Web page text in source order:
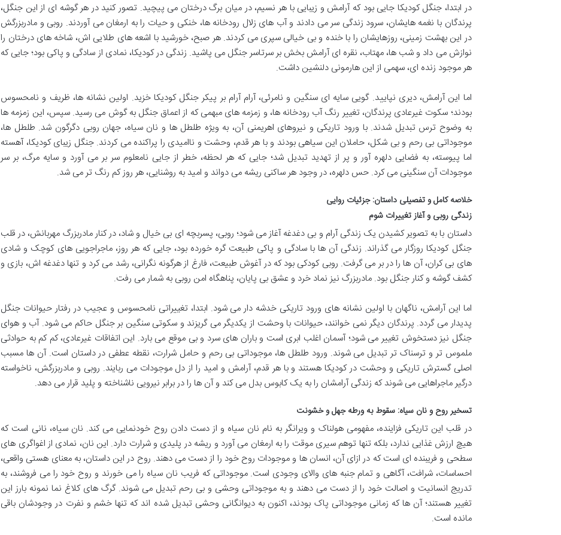
در ابتدا، جنگل کودیکا جایی بود که آرامش و زیبایی با هر نسیم، در میان برگ درختان می پیچید. تصور کنید در هر گوشه ای از این جنگل،
پرندگان با نغمه هایشان، سرود زندگی سر می دادند و آب های زلال رودخانه ها، خنکی و حیات را به ارمغان می آوردند. روبی و مادربزرگش
در این بهشت زمینی، روزهایشان را با خنده و بی خیالی سپری می کردند. هر صبح، خورشید با اشعه های طلایی اش، شاخه های درختان را
نوازش می داد و شب ها، مهتاب، نقره ای آرامش بخش بر سرتاسر جنگل می پاشید. زندگی در کودیکا، نمادی از سادگی و پاکی بود؛ جایی که
هر موجود زنده ای، سهمی از این هارمونی دلنشین داشت.
اما این آرامش، دیری نپایید. گویی سایه ای سنگین و نامرئی، آرام آرام بر پیکر جنگل کودیکا خزید. اولین نشانه ها، ظریف و نامحسوس
بودند؛ سکوت غیرعادی پرندگان، تغییر رنگ آب رودخانه ها، و زمزمه های مبهمی که از اعماق جنگل به گوش می رسید. سپس، این زمزمه ها
به وضوح ترس تبدیل شدند. با ورود تاریکی و نیروهای اهریمنی آن، به ویژه طلطل ها و نان سیاه، جهان روبی دگرگون شد. طلطل ها،
موجوداتی بی رحم و بی شکل، حاملان این سیاهی بودند و با هر قدم، وحشت و ناامیدی را پراکنده می کردند. جنگل زیبای کودیکا، آهسته
اما پیوسته، به فضایی دلهره آور و پر از تهدید تبدیل شد؛ جایی که هر لحظه، خطر از جایی نامعلوم سر بر می آورد و سایه مرگ، بر سر
موجودات آن سنگینی می کرد. حس دلهره، در وجود هر ساکنی ریشه می دواند و امید به روشنایی، هر روز کم رنگ تر می شد.
خلاصه کامل و تفصیلی داستان: جزئیات روایی
زندگی روبی و آغاز تغییرات شوم
داستان با به تصویر کشیدن یک زندگی آرام و بی دغدغه آغاز می شود؛ روبی، پسربچه ای بی خیال و شاد، در کنار مادربزرگ مهربانش، در قلب
جنگل کودیکا روزگار می گذراند. زندگی آن ها با سادگی و پاکی طبیعت گره خورده بود، جایی که هر روز، ماجراجویی های کوچک و شادی
های بی کران، آن ها را در بر می گرفت. روبی کودکی بود که در آغوش طبیعت، فارغ از هرگونه نگرانی، رشد می کرد و تنها دغدغه اش، بازی و
کشف گوشه و کنار جنگل بود. مادربزرگ نیز نماد خرد و عشق بی پایان، پناهگاه امن روبی به شمار می رفت.
اما این آرامش، ناگهان با اولین نشانه های ورود تاریکی خدشه دار می شود. ابتدا، تغییراتی نامحسوس و عجیب در رفتار حیوانات جنگل
پدیدار می گردد. پرندگان دیگر نمی خوانند، حیوانات با وحشت از یکدیگر می گریزند و سکوتی سنگین بر جنگل حاکم می شود. آب و هوای
جنگل نیز دستخوش تغییر می شود؛ آسمان اغلب ابری است و باران های سرد و بی موقع می بارد. این اتفاقات غیرعادی، کم کم به حوادثی
ملموس تر و ترسناک تر تبدیل می شوند. ورود طلطل ها، موجوداتی بی رحم و حامل شرارت، نقطه عطفی در داستان است. آن ها مسبب
اصلی گسترش تاریکی و وحشت در کودیکا هستند و با هر قدم، آرامش و امید را از دل موجودات می ربایند. روبی و مادربزرگش، ناخواسته
درگیر ماجراهایی می شوند که زندگی آرامشان را به یک کابوس بدل می کند و آن ها را در برابر نیرویی ناشناخته و پلید قرار می دهد.
تسخیر روح و نان سیاه: سقوط به ورطه جهل و خشونت
در قلب این تاریکی فزاینده، مفهومی هولناک و ویرانگر به نام نان سیاه و از دست دادن روح خودنمایی می کند. نان سیاه، نانی است که
هیچ ارزش غذایی ندارد، بلکه تنها توهم سیری موقت را به ارمغان می آورد و ریشه در پلیدی و شرارت دارد. این نان، نمادی از اغواگری های
سطحی و فریبنده ای است که در ازای آن، انسان ها و موجودات روح خود را از دست می دهند. روح در این داستان، به معنای هستی واقعی،
احساسات، شرافت، آگاهی و تمام جنبه های والای وجودی است. موجوداتی که فریب نان سیاه را می خورند و روح خود را می فروشند، به
تدریج انسانیت و اصالت خود را از دست می دهند و به موجوداتی وحشی و بی رحم تبدیل می شوند. گرگ های کلاغ نما نمونه بارز این
تغییر هستند؛ آن ها که زمانی موجوداتی پاک بودند، اکنون به دیوانگانی وحشی تبدیل شده اند که تنها خشم و نفرت در وجودشان باقی
مانده است.